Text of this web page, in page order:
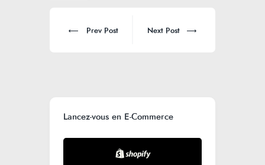
Prev Post Next Post
Lancez-vous en E-Commerce